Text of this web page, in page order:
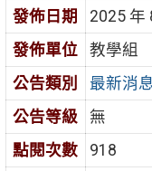
發佈日期
2025 年
發佈單位
教學組
公告類別
最新消
公告等級
無
點閱次數
918